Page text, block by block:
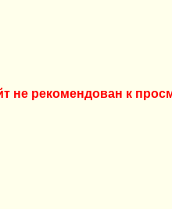
не рекомендован к